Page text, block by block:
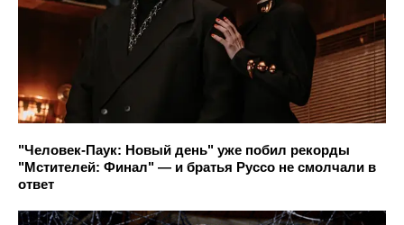
"Человек-Паук: Новый день" уже побил рекорды
"Мстителей: Финал" — и братья Руссо не смолчали в
ответ